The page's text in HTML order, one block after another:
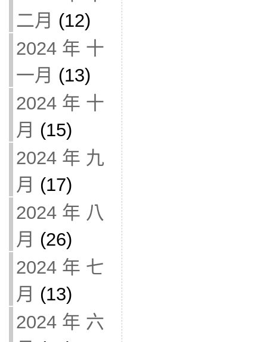
二月 (12)
2024 年 十
一月 (13)
2024 年 十
月 (15)
2024 年 九
月 (17)
2024 年 八
月 (26)
2024 年 七
月 (13)
2024 年 六